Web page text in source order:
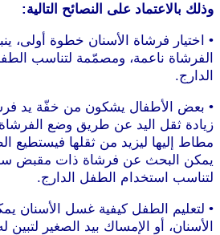
وذلك بالاعتماد على النصائح التالية:
• اختيار فرشاة الأسنان خطوة أولى،
الفرشاة ناعمة، ومصمّمة لتناسب
الدارج.
• بعض الأطفال يشكون من خفّة يد
زيادة ثقل اليد عن طريق وضع
مطاط إليها ليزيد من ثقلها فيستطيع
يمكن البحث عن فرشاة ذات مقبض
لتناسب استخدام الطفل الدارج.
• لتعليم الطفل كيفية غسل الأسنان
الأسنان، أو الإمساك بيد الصغير لتبين